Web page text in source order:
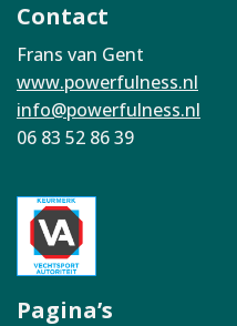
Contact
Frans van Gent
www.powerfulness.nl
info@powerfulness.nl
06 83 52 86 39
Pagina’s